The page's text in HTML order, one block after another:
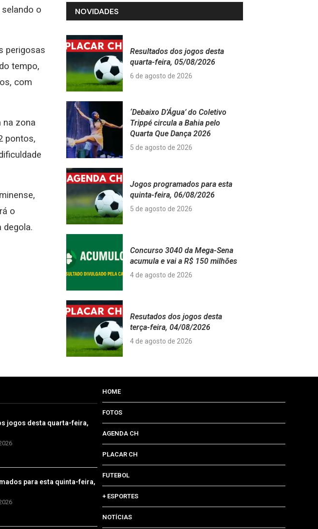
o
perigosas
tempo,
com
na zona
pontos,
o
degola.
NOVIDADES
Resultados dos jogos desta
quarta-feira, 05/08/2026
6 de agosto de 2026
‘Debaixo D’Água’ do Coletivo
Trippé circula a Bahia pelo
Quarta Que Dança 2026
5 de agosto de 2026
Jogos programados para esta
quinta-feira, 06/08/2026
5 de agosto de 2026
Concurso 3040 da Mega-Sena
acumula e vai a R$ 150 milhões
4 de agosto de 2026
Resutados dos jogos desta
terça-feira, 04/08/2026
4 de agosto de 2026
jogos desta quarta-feira,
para esta quinta-feira,
HOME
FOTOS
AGENDA CH
PLACAR CH
FUTEBOL
+ ESPORTES
NOTÍCIAS